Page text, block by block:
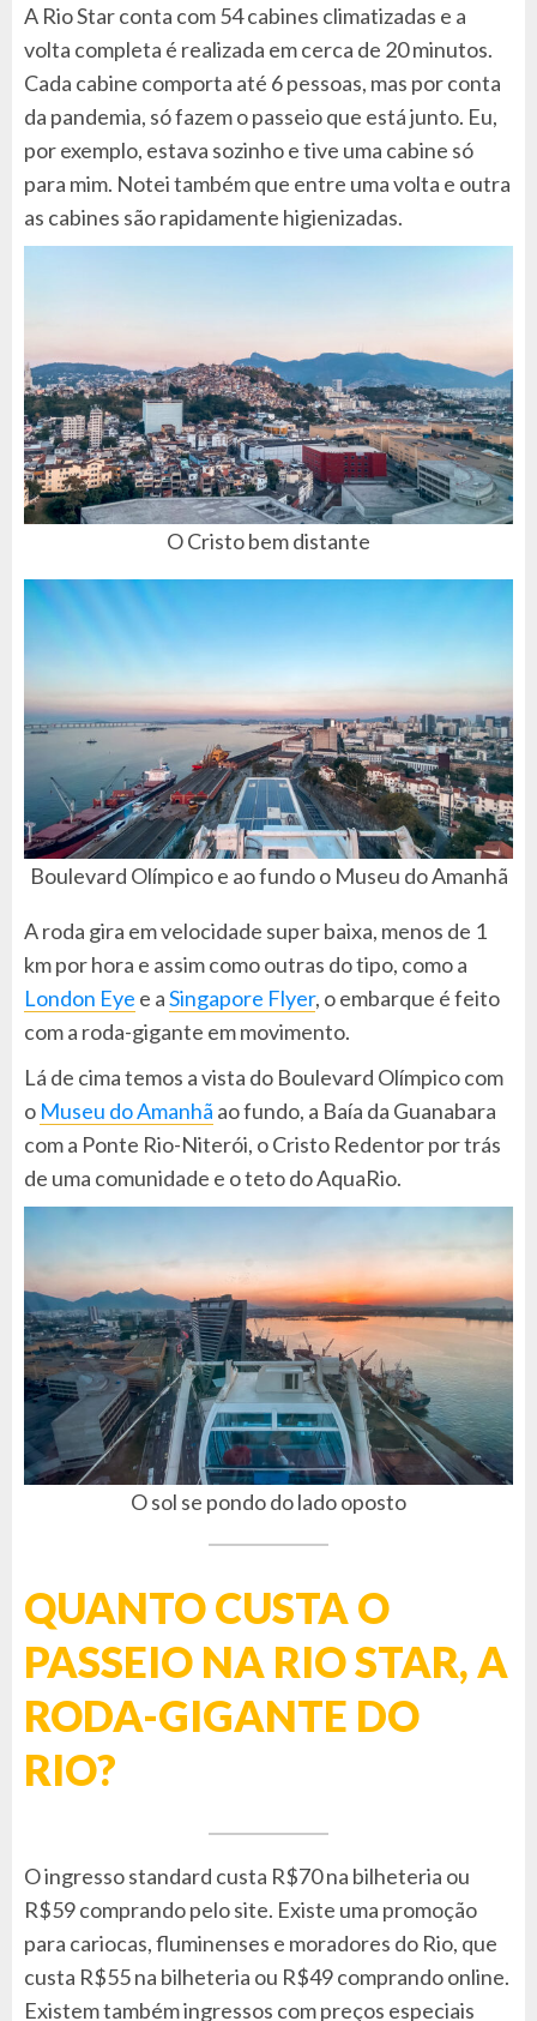
A Rio Star conta com 54 cabines climatizadas e a
volta completa é realizada em cerca de 20 minutos.
Cada cabine comporta até 6 pessoas, mas por conta
da pandemia, só fazem o passeio que está junto. Eu,
por exemplo, estava sozinho e tive uma cabine só
para mim. Notei também que entre uma volta e outra
as cabines são rapidamente higienizadas.
O Cristo bem distante
Boulevard Olímpico e ao fundo o Museu do Amanhã
A roda gira em velocidade super baixa, menos de 1
km por hora e assim como outras do tipo, como a
London Eye e aSingapore Flyer, o embarque é feito
com a roda-gigante em movimento.
Lá de cima temos a vista do Boulevard Olímpico com
o Museu do Amanhã ao fundo, a Baía da Guanabara
com a Ponte Rio-Niterói, o Cristo Redentor por trás
de uma comunidade e o teto do AquaRio.
O sol se pondo do lado oposto
QUANTO CUSTA O
PASSEIO NA RIO STAR, A
RODA-GIGANTE DO
RIO?
O ingresso standard custa R$70 na bilheteria ou
R$59 comprando pelo site. Existe uma promoção
para cariocas, fluminenses e moradores do Rio, que
custa R$55 na bilheteria ou R$49 comprando online.
Existem também ingressos com preços especiais